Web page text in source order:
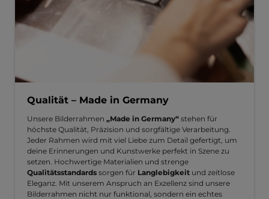
Qualität – Made in Germany
Unsere Bilderrahmen „Made in Germany“ stehen für
höchste Qualität, Präzision und sorgfältige Verarbeitung.
Jeder Rahmen wird mit viel Liebe zum Detail gefertigt, um
deine Erinnerungen und Kunstwerke perfekt in Szene zu
setzen. Hochwertige Materialien und strenge
Qualitätsstandards sorgen für Langlebigkeit und zeitlose
Eleganz. Mit unserem Anspruch an Exzellenz sind unsere
Bilderrahmen nicht nur funktional, sondern ein echtes